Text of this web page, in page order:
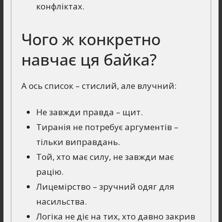
конфліктах.
Чого ж конкретно
навчає ця байка?
А ось список – стислий, але влучний:
Не завжди правда – щит.
Тиранія не потребує аргументів –
тільки виправдань.
Той, хто має силу, не завжди має
рацію.
Лицемірство – зручний одяг для
насильства.
Логіка не діє на тих, хто давно закрив